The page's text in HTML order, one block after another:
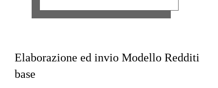
Elaborazione ed invio Modello Redditi
base